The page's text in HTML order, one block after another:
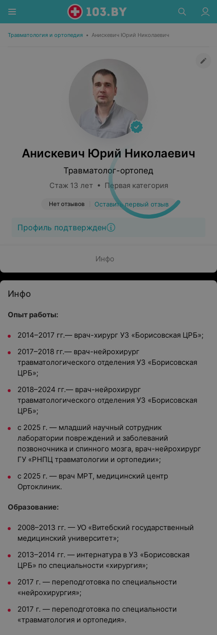
Травматология и ортопедия • Анискевич Юрий Николаевич
Анискевич Юрий Николаевич
Травматолог-ортопед
Стаж 13 лет • Первая категория
Нет отзывов Оставить первый отзыв
Профиль подтвержден
Инфо
Инфо
Опыт работы:
2014–2017 гг.— врач-хирург УЗ «Борисовская ЦРБ»;
2017–2018 гг.— врач-нейрохирург
травматологического отделения УЗ «Борисовская
ЦРБ»;
2018–2024 гг.— врач-нейрохирург
травматологического отделения УЗ «Борисовская
ЦРБ»;
с 2025 г. — младший научный сотрудник
лаборатории повреждений и заболеваний
позвоночника и спинного мозга, врач-нейрохирург
ГУ «РНПЦ травматологии и ортопедии»;
с 2025 г. — врач МРТ, медицинский центр
Ортоклиник.
Образование:
2008–2013 гг. — УО «Витебский государственный
медицинский университет»;
2013–2014 гг. — интернатура в УЗ «Борисовская
ЦРБ» по специальности «хирургия»;
2017 г. — переподготовка по специальности
«нейрохирургия»;
2017 г. — переподготовка по специальности
«травматология и ортопедия».